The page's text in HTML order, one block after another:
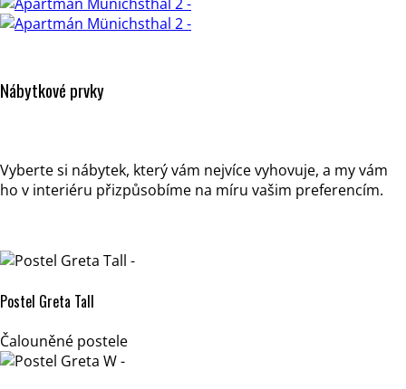
Nábytkové prvky
Vyberte si nábytek, který vám nejvíce vyhovuje, a my vám
ho v interiéru přizpůsobíme na míru vašim preferencím.
Postel Greta Tall
Čalouněné postele